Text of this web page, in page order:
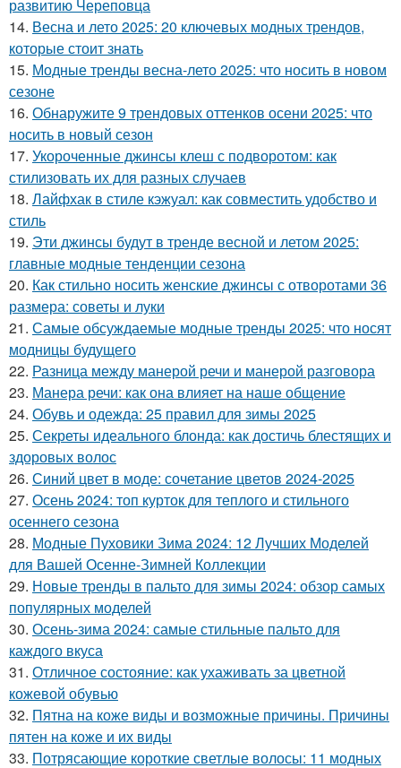
развитию Череповца
14. Весна и лето 2025: 20 ключевых модных трендов,
которые стоит знать
15. Модные тренды весна-лето 2025: что носить в новом
сезоне
16. Обнаружите 9 трендовых оттенков осени 2025: что
носить в новый сезон
17. Укороченные джинсы клеш с подворотом: как
стилизовать их для разных случаев
18. Лайфхак в стиле кэжуал: как совместить удобство и
стиль
19. Эти джинсы будут в тренде весной и летом 2025:
главные модные тенденции сезона
20. Как стильно носить женские джинсы с отворотами 36
размера: советы и луки
21. Самые обсуждаемые модные тренды 2025: что носят
модницы будущего
22. Разница между манерой речи и манерой разговора
23. Манера речи: как она влияет на наше общение
24. Обувь и одежда: 25 правил для зимы 2025
25. Секреты идеального блонда: как достичь блестящих и
здоровых волос
26. Синий цвет в моде: сочетание цветов 2024-2025
27. Осень 2024: топ курток для теплого и стильного
осеннего сезона
28. Модные Пуховики Зима 2024: 12 Лучших Моделей
для Вашей Осенне-Зимней Коллекции
29. Новые тренды в пальто для зимы 2024: обзор самых
популярных моделей
30. Осень-зима 2024: самые стильные пальто для
каждого вкуса
31. Отличное состояние: как ухаживать за цветной
кожевой обувью
32. Пятна на коже виды и возможные причины. Причины
пятен на коже и их виды
33. Потрясающие короткие светлые волосы: 11 модных